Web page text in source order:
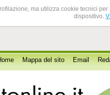
ma utilizza cookie tecnici
dispositivo.
Mappa del sito Email